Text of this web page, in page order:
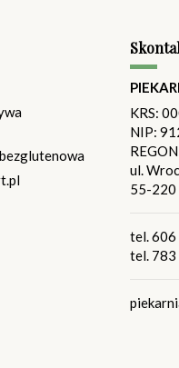
KRS:
NIP:
ul.
55-220
tel.606
tel.